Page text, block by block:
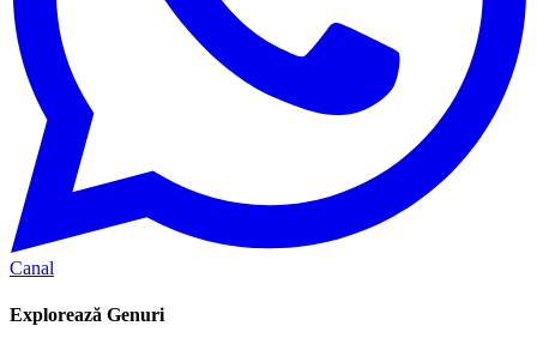
Canal
Explorează Genuri